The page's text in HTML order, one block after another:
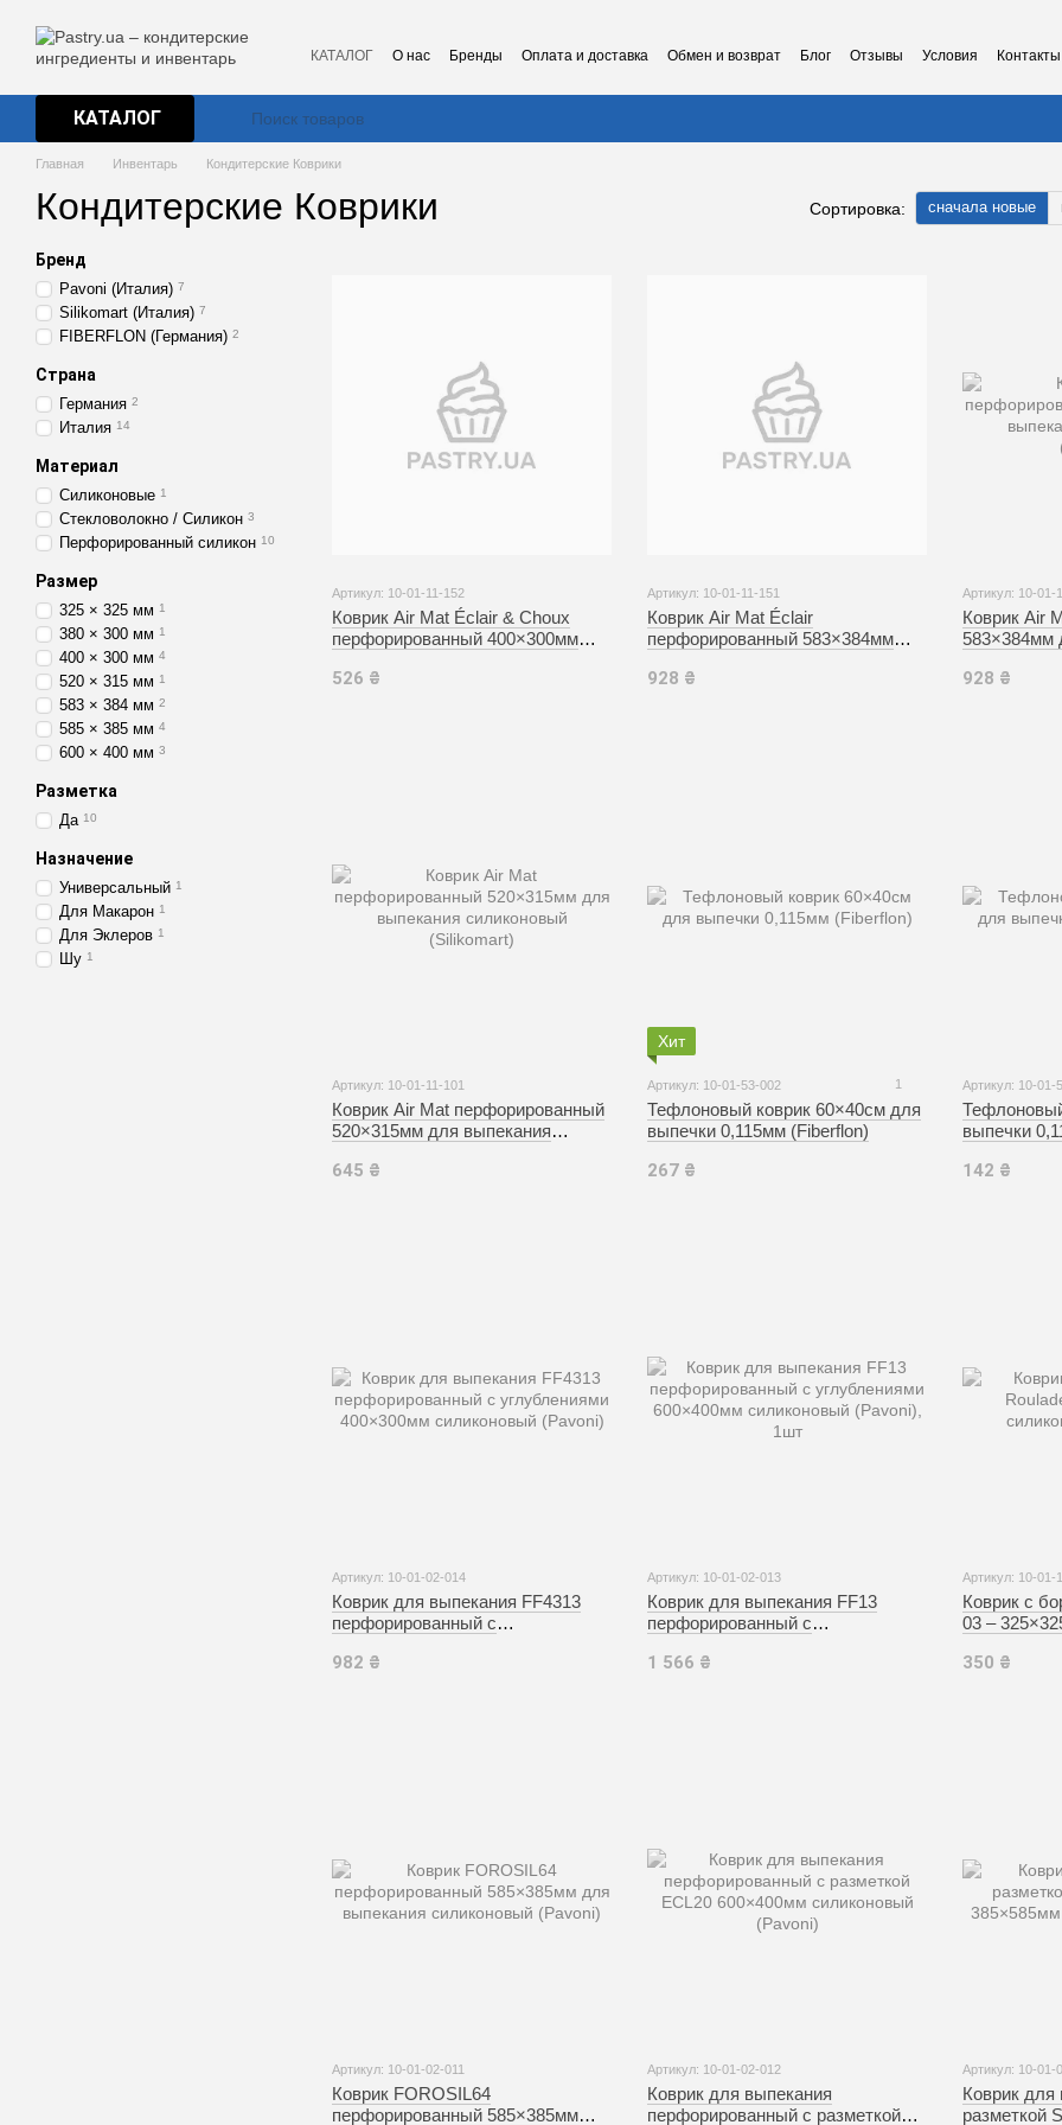
КАТАЛОГ О нас Бренды Оплата и доставка Обмен и возврат Блог Отзывы Условия Контакты
КАТАЛОГ
Главная Инвентарь Кондитерские Коврики
Кондитерские Коврики Сортировка: сначала новые
Артикул: 10-01-11-152
Коврик Air Mat Éclair & Choux
перфорированный 400×300мм
силиконовый (Silikomart)
526 ₴
Артикул: 10-01-11-151
Коврик Air Mat Éclair
перфорированный 583×384мм
силиконовый (Silikomart)
928 ₴
Артикул: 10-01-
Коврик Air
583×384мм
928 ₴
Артикул: 10-01-11-101
Коврик Air Mat перфорированный
520×315мм для выпекания
645 ₴
Хит
Артикул: 10-01-53-002 1
Тефлоновый коврик 60×40см для
выпечки 0,115мм (Fiberflon)
267 ₴
Артикул: 10-01-
выпечки
142 ₴
Артикул: 10-01-02-014
Коврик для выпекания FF4313
перфорированный с
силиконовый (Pavoni)
982 ₴
Артикул: 10-01-02-013
Коврик для выпекания FF13
перфорированный с
силиконовый (Pavoni)
1 566 ₴
Артикул: 10-01-
Коврик с
03 –
350 ₴
Артикул: 10-01-02-011
Коврик FOROSIL64
перфорированный 585×385мм
Артикул: 10-01-02-012
Коврик для выпекания
перфорированный с разметкой
Артикул: 10-01-
Коврик для
разметкой
Бренд
Pavoni (Италия) 7
Silikomart (Италия) 7
FIBERFLON (Германия) 2
Страна
Германия 2
Италия 14
Материал
Силиконовые 1
Стекловолокно / Силикон 3
Перфорированный силикон 10
Размер
325 × 325 мм 1
380 × 300 мм 1
400 × 300 мм 4
520 × 315 мм 1
583 × 384 мм 2
585 × 385 мм 4
600 × 400 мм 3
Разметка
Да 10
Назначение
Универсальный 1
Для Макарон 1
Для Эклеров 1
Шу 1